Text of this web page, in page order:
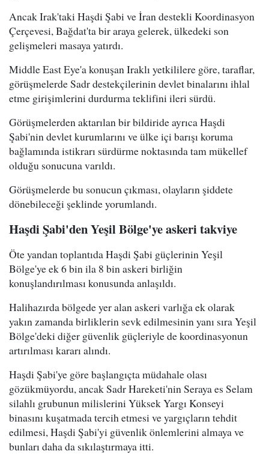
Ancak Irak'taki Haşdi Şabi ve İran destekli Koordinasyon
Çerçevesi, Bağdat'ta bir araya gelerek, ülkedeki son
gelişmeleri masaya yatırdı.
Middle East Eye'a konuşan Iraklı yetkililere göre, taraflar,
görüşmelerde Sadr destekçilerinin devlet binalarını ihlal
etme girişimlerini durdurma teklifini ileri sürdü.
Görüşmelerden aktarılan bir bildiride ayrıca Haşdi
Şabi'nin devlet kurumlarını ve ülke içi barışı koruma
bağlamında istikrarı sürdürme noktasında tam mükellef
olduğu sonucuna varıldı.
Görüşmelerde bu sonucun çıkması, olayların şiddete
dönebileceği şeklinde yorumlandı.
Haşdi Şabi'den Yeşil Bölge'ye askeri takviye
Öte yandan toplantıda Haşdi Şabi güçlerinin Yeşil
Bölge'ye ek 6 bin ila 8 bin askeri birliğin
konuşlandırılması konusunda anlaşıldı.
Halihazırda bölgede yer alan askeri varlığa ek olarak
yakın zamanda birliklerin sevk edilmesinin yanı sıra Yeşil
Bölge'deki diğer güvenlik güçleriyle de koordinasyonun
artırılması kararı alındı.
Haşdi Şabi'ye göre başlangıçta müdahale olası
gözükmüyordu, ancak Sadr Hareketi'nin Seraya es Selam
silahlı grubunun milislerini Yüksek Yargı Konseyi
binasını kuşatmada tercih etmesi ve yargıçların tehdit
edilmesi, Haşdi Şabi'yi güvenlik önlemlerini almaya ve
bunları daha da sıkılaştırmaya itti.